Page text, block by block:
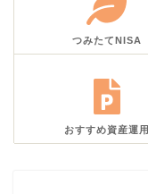
つみたてNISA
おすすめ資産運用